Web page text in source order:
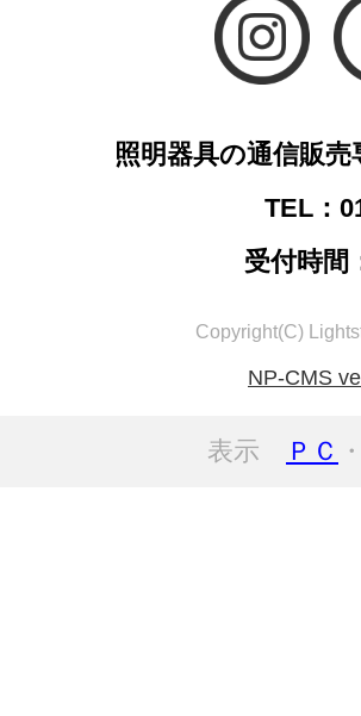
照明器具の通信販
TEL：
受付時間
Copyright(C)
NP-CMS
表示 ＰＣ